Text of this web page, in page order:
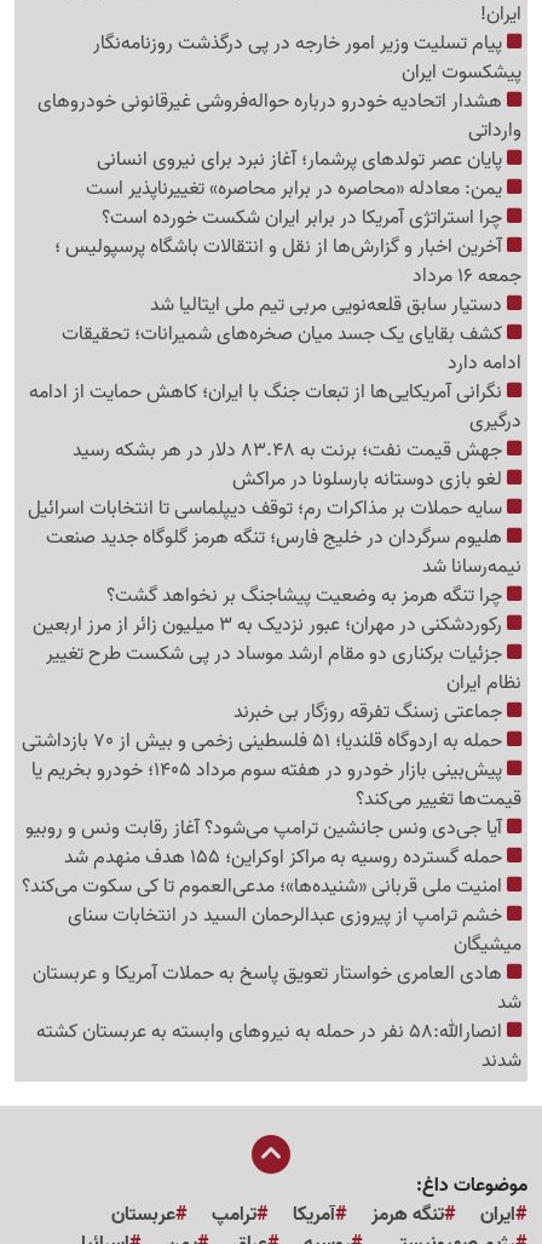
ایران!
پیام تسلیت وزیر امور خارجه در پی درگذشت روزنامه‌نگار
پیشکسوت ایران
هشدار اتحادیه خودرو درباره حواله‌فروشی غیرقانونی خودروهای
وارداتی
پایان عصر تولدهای پرشمار؛ آغاز نبرد برای نیروی انسانی
یمن: معادله «محاصره در برابر محاصره» تغییرناپذیر است
چرا استراتژی آمریکا در برابر ایران شکست خورده است؟
آخرین اخبار و گزارش‌ها از نقل و انتقالات باشگاه پرسپولیس ؛
جمعه 16 مرداد
دستیار سابق قلعه‌نویی مربی تیم ملی ایتالیا شد
کشف بقایای یک جسد میان صخره‌های شمیرانات؛ تحقیقات
ادامه دارد
نگرانی آمریکایی‌ها از تبعات جنگ با ایران؛ کاهش حمایت از ادامه
درگیری
جهش قیمت نفت؛ برنت به 83.48 دلار در هر بشکه رسید
لغو بازی دوستانه بارسلونا در مراکش
سایه حملات بر مذاکرات رم؛ توقف دیپلماسی تا انتخابات اسرائیل
هلیوم سرگردان در خلیج فارس؛ تنگه هرمز گلوگاه جدید صنعت
نیمه‌رسانا شد
چرا تنگه هرمز به وضعیت پیشاجنگ بر نخواهد گشت؟
رکوردشکنی در مهران؛ عبور نزدیک به 3 میلیون زائر از مرز اربعین
جزئیات برکناری دو مقام ارشد موساد در پی شکست طرح تغییر
نظام ایران
جماعتی زسنگ تفرقه روزگار بی خبرند
حمله به اردوگاه قلندیا؛ 51 فلسطینی زخمی و بیش از 70 بازداشتی
پیش‌بینی بازار خودرو در هفته سوم مرداد 1405؛ خودرو بخریم یا
قیمت‌ها تغییر می‌کند؟
آیا جی‌دی ونس جانشین ترامپ می‌شود؟ آغاز رقابت ونس و روبیو
حمله گسترده روسیه به مراکز اوکراین؛ 155 هدف منهدم شد
امنیت ملی قربانی «شنیده‌ها»؛ مدعی‌العموم تا کی سکوت می‌کند؟
خشم ترامپ از پیروزی عبدالرحمان السید در انتخابات سنای
میشیگان
هادی العامری خواستار تعویق پاسخ به حملات آمریکا و عربستان
شد
انصارالله:58 نفر در حمله به نیروهای وابسته به عربستان کشته
شدند
موضوعات داغ:
ایران
تنگه هرمز آمریکا ترامپ
عربستان